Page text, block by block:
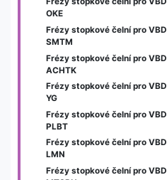
OKE
Frézy stopkové čelní pro VBD
SMTM
Frézy stopkové čelní pro VBD
ACHTK
Frézy stopkové čelní pro VBD
YG
Frézy stopkové čelní pro VBD
PLBT
Frézy stopkové čelní pro VBD
LMN
Frézy stopkové čelní pro VBD